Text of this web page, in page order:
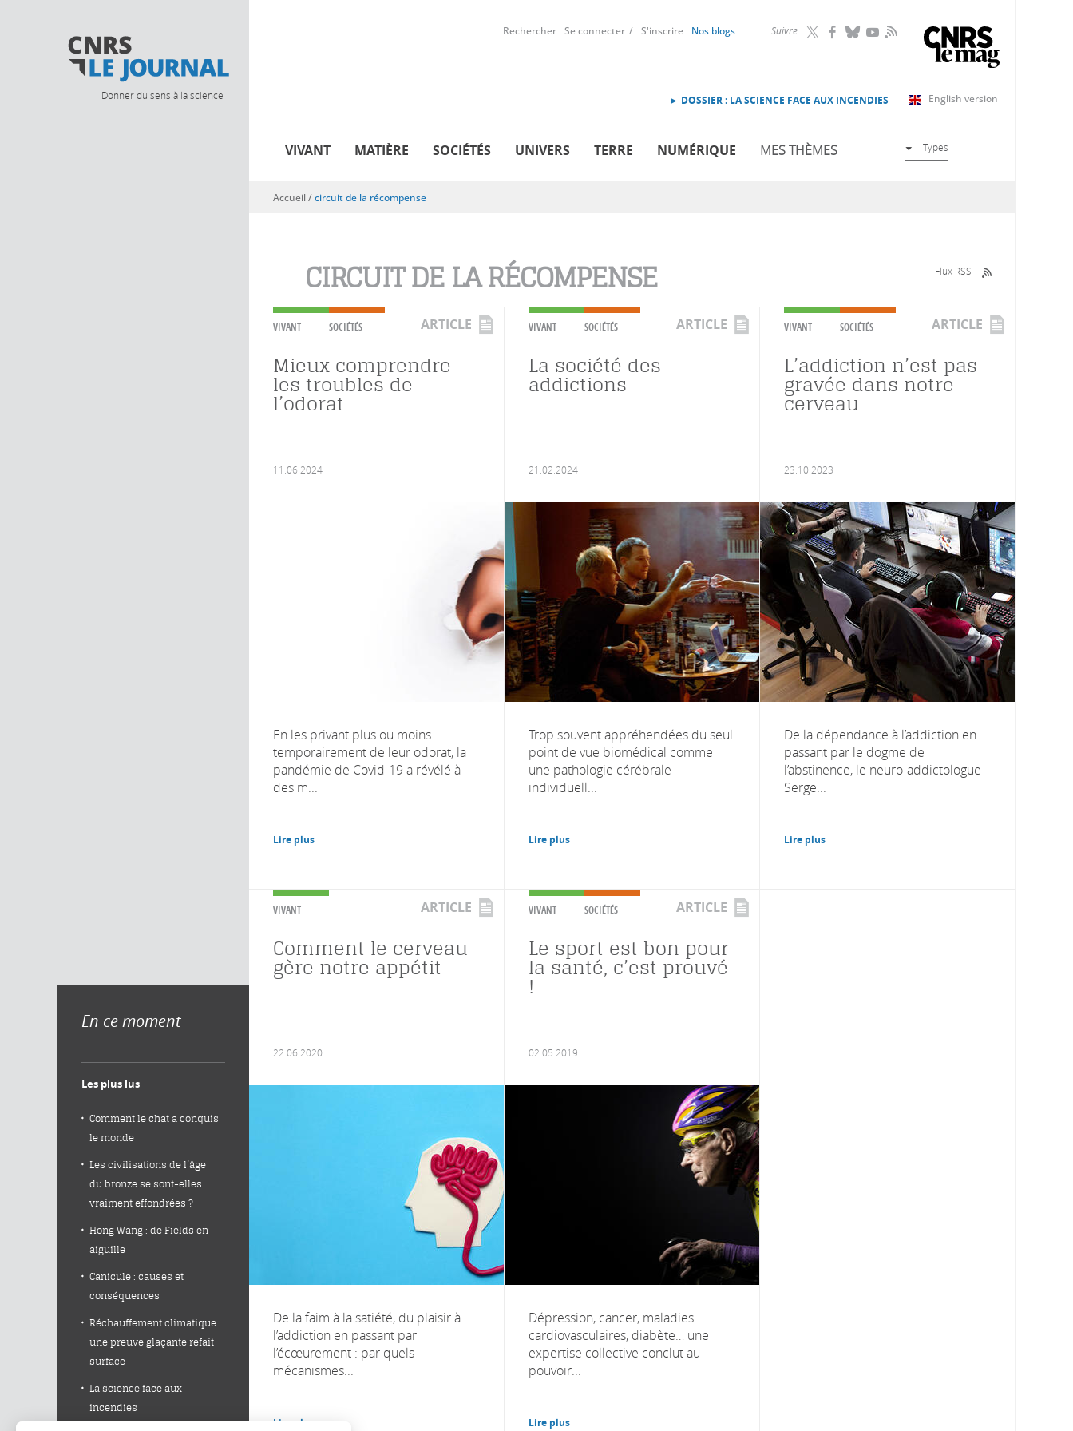
Donner du sens à la science
Suivre RSS
Rechercher Se connecter S'inscrire Nos blogs
English version
► DOSSIER : LA SCIENCE FACE AUX INCENDIES
VIVANT MATIÈRE SOCIÉTÉS UNIVERS TERRE NUMÉRIQUE MES THÈMES Types
Vous êtes ici
Accueil/circuit de la récompense
CIRCUIT DE LA RÉCOMPENSE Flux RSS
VIVANT SOCIÉTÉS ARTICLE
Mieux comprendre
les troubles de
l’odorat
11.06.2024
En les privant plus ou moins
temporairement de leur odorat, la
pandémie de Covid-19 a révélé à
des m...
Lire plus
VIVANT SOCIÉTÉS ARTICLE
La société des
addictions
21.02.2024
Trop souvent appréhendées du seul
point de vue biomédical comme
une pathologie cérébrale
individuell...
Lire plus
VIVANT SOCIÉTÉS ARTICLE
L’addiction n’est pas
gravée dans notre
cerveau
23.10.2023
De la dépendance à l’addiction en
passant par le dogme de
l’abstinence, le neuro-addictologue
Serge...
Lire plus
VIVANT ARTICLE
Comment le cerveau
gère notre appétit
22.06.2020
De la faim à la satiété, du plaisir à
l’addiction en passant par
l’écœurement : par quels
mécanismes...
Lire plus
VIVANT SOCIÉTÉS ARTICLE
Le sport est bon pour
la santé, c’est prouvé
!
02.05.2019
Dépression, cancer, maladies
cardiovasculaires, diabète… une
expertise collective conclut au
pouvoir...
Lire plus
En ce moment
Les plus lus
Comment le chat a conquis
le monde
Les civilisations de l’âge
du bronze se sont-elles
vraiment effondrées ?
Hong Wang : de Fields en
aiguille
Canicule : causes et
conséquences
Réchauffement climatique :
une preuve glaçante refait
surface
La science face aux
incendies